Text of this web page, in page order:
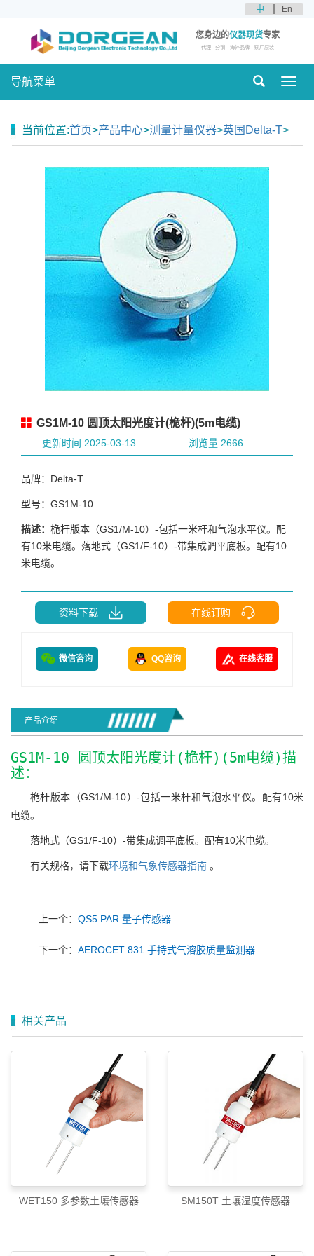
中 En
您身边的仪器现货专家
代理 分销 海外品牌 原厂原装
导航菜单
当前位置:首页>产品中心>测量计量仪器>英国Delta-T>
GS1M-10 圆顶太阳光度计(桅杆)(5m电缆)
更新时间:2025-03-13 浏览量:2666
品牌：Delta-T
型号：GS1M-10
描述： 桅杆版本（GS1/M-10）-包括一米杆和气泡水平仪。配
有10米电缆。落地式（GS1/F-10）-带集成调平底板。配有10
米电缆。...
资料下载 在线订购
微信咨询 QQ咨询 在线客服
产品介绍
GS1M-10 圆顶太阳光度计(桅杆)(5m电缆)描
述：
桅杆版本（GS1/M-10）-包括一米杆和气泡水平仪。配有10米
电缆。
落地式（GS1/F-10）-带集成调平底板。配有10米电缆。
有关规格，请下载环境和气象传感器指南 。
上一个： QS5 PAR 量子传感器
下一个： AEROCET 831 手持式气溶胶质量监测器
相关产品
WET150 多参数土壤传感器 SM150T 土壤湿度传感器